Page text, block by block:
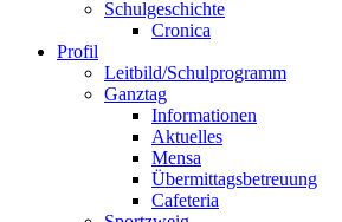
Schulgeschichte
Cronica
Profil
Leitbild/Schulprogramm
Ganztag
Informationen
Aktuelles
Mensa
Übermittagsbetreuung
Cafeteria